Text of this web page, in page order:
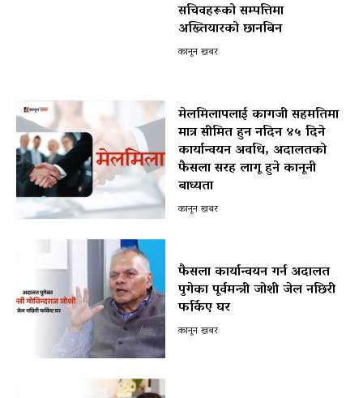
सचिवहरूको सम्पत्तिमा
अख्तियारको छानबिन
कानून खबर
मेलमिलापलाई कागजी सहमतिमा
मात्र सीमित हुन नदिन ४५ दिने
कार्यान्वयन अवधि, अदालतको
फैसला सरह लागू हुने कानूनी
बाध्यता
कानून खबर
फैसला कार्यान्वयन गर्न अदालत
पुगेका पूर्वमन्त्री जोशी जेल नछिरी
फर्किए घर
कानून खबर